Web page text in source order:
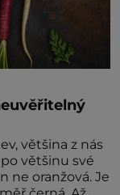
většina z nás
většinu své
ne oranžová. Je